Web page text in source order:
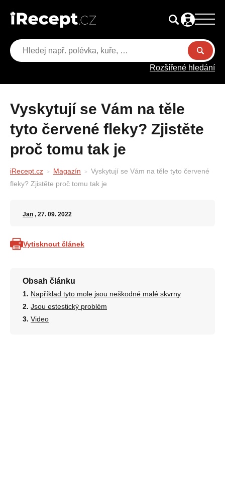
Rozšířené hledání
Vyskytují se Vám na těle
tyto červené fleky? Zjistěte
proč tomu tak je
iRecept.cz Magazín
Vyskytují se Vám na těle tyto červené
fleky? Zjistěte proč tomu tak je
Jan , 27. 09. 2022
Vytisknout článek
Obsah článku
Například tyto mole jsou neškodné malé skvrny
Jsou estestický problém
Video